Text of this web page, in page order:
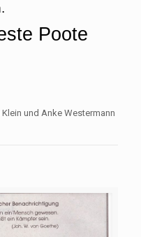
Poote
und Anke Westermann